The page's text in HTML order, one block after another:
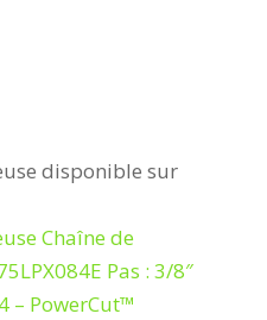
disponible sur
Chaîne de
Pas : 3/8″
– PowerCut™